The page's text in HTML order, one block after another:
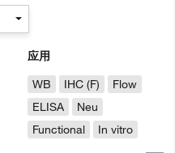
应用
WB
IHC (F)
Flow
ELISA
Neu
Functional
In vitro